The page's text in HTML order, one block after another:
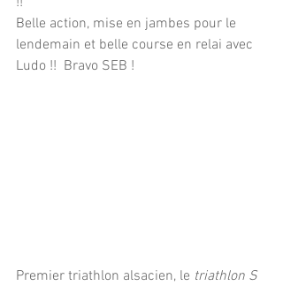
Belle action, mise en jambes pour le
lendemain et belle course en relai avec
Ludo !!  Bravo SEB !
Premier triathlon alsacien, le triathlon S